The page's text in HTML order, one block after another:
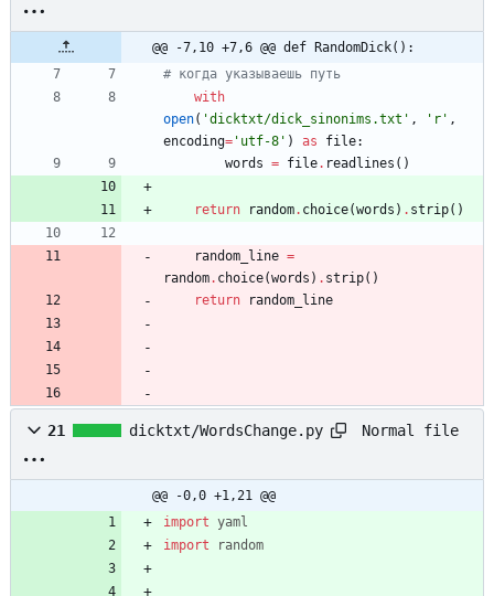
@@ -7,10 +7,6 @@ def RandomDick():
# когда указываешь путь
with
open( 'dicktxt/dick_sinonims.txt ' , ' r ' ,
encoding= ' utf-8 ' ) as file:
words = file. readlines ( )
return random. choice(words ) . strip( )
random_line =
random. choice(words ) . strip( )
return
random_line
21 dicktxt/WordsChange.py Normal file
@@ -0,0 +1,21 @@
import yaml
import
random